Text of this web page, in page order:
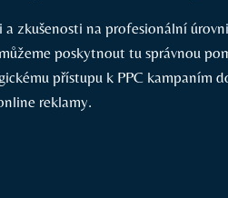
zkušenosti na profesionální
poskytnout tu správnou
přístupu k PPC kampaním
reklamy.